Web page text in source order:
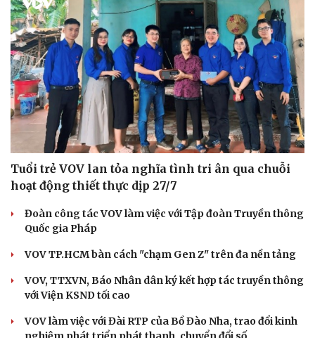
Tuổi trẻ VOV lan tỏa nghĩa tình tri ân qua chuỗi
hoạt động thiết thực dịp 27/7
Đoàn công tác VOV làm việc với Tập đoàn Truyền thông
Quốc gia Pháp
VOV TP.HCM bàn cách "chạm Gen Z" trên đa nền tảng
VOV, TTXVN, Báo Nhân dân ký kết hợp tác truyền thông
với Viện KSND tối cao
VOV làm việc với Đài RTP của Bồ Đào Nha, trao đổi kinh